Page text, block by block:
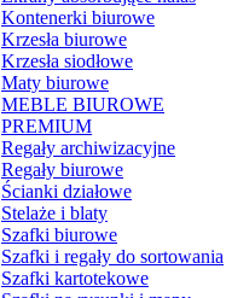
Kontenerki biurowe
Krzesła biurowe
Krzesła siodłowe
Maty biurowe
MEBLE BIUROWE
PREMIUM
Regały archiwizacyjne
Regały biurowe
Ścianki działowe
Stelaże i blaty
Szafki biurowe
Szafki i regały do sortowania
Szafki kartotekowe